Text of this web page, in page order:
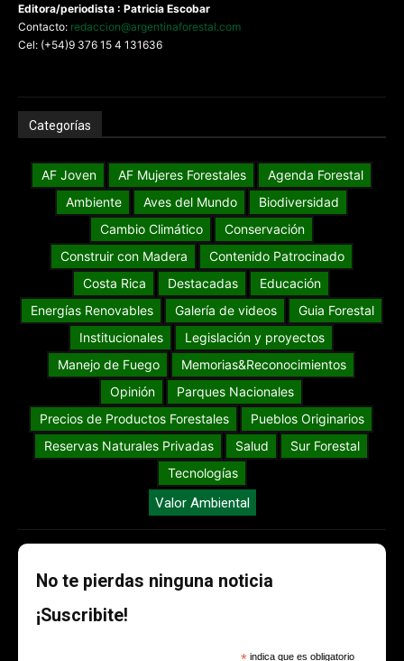
Editora/periodista : Patricia Escobar
Contacto: redaccion@argentinaforestal.com
Cel: (+54)9 376 15 4 131636
Categorías
AF Joven AF Mujeres Forestales
Agenda Forestal
Ambiente
Aves del Mundo
Biodiversidad
Cambio Climático
Conservación
Construir con Madera
Contenido Patrocinado
Costa Rica
Destacadas
Educación
Energías Renovables
Galería de videos
Guia Forestal
Institucionales
Legislación y proyectos
Manejo de Fuego
Memorias&Reconocimientos
Opinión
Parques Nacionales
Precios de Productos Forestales
Pueblos Originarios
Reservas Naturales Privadas
Salud
Sur Forestal
Tecnologías
Valor Ambiental
No te pierdas ninguna noticia
¡Suscribite!
indica que es obligatorio